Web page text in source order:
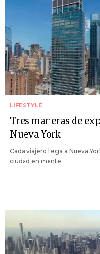
LIFESTYLE
Tres maneras de
Nueva York
Cada viajero llega a Nueva
ciudad en mente.